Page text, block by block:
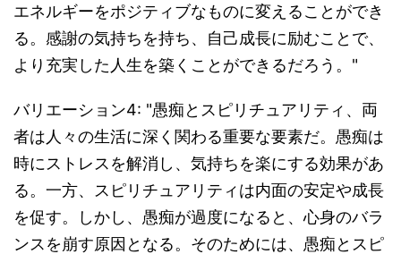
エネルギーをポジティブなものに変えることができ
る。感謝の気持ちを持ち、自己成長に励むことで、
より充実した人生を築くことができるだろう。"
バリエーション4: "愚痴とスピリチュアリティ、両
者は人々の生活に深く関わる重要な要素だ。愚痴は
時にストレスを解消し、気持ちを楽にする効果があ
る。一方、スピリチュアリティは内面の安定や成長
を促す。しかし、愚痴が過度になると、心身のバラ
ンスを崩す原因となる。そのためには、愚痴とスピ